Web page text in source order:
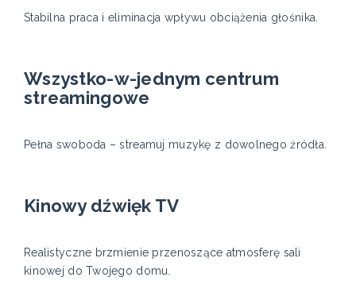
Stabilna praca i eliminacja wpływu obciążenia głośnika.
Wszystko-w-jednym centrum
streamingowe
Pełna swoboda – streamuj muzykę z dowolnego źródła.
Kinowy dźwięk TV
Realistyczne brzmienie przenoszące atmosferę sali
kinowej do Twojego domu.